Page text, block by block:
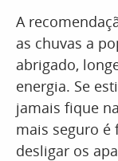
A
as chuvas a
abrigado,
energia. Se
jamais fique
mais seguro é
desligar os